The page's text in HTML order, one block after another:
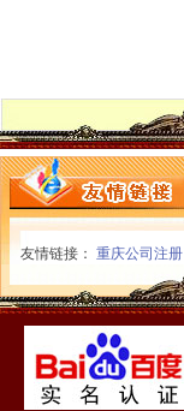
友情链接： 重庆公司注册